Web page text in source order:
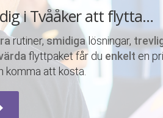
i Tvååker att flytta…
rutiner,smidiga lösningar,
flyttpaket får du enkelt en
komma att kosta.